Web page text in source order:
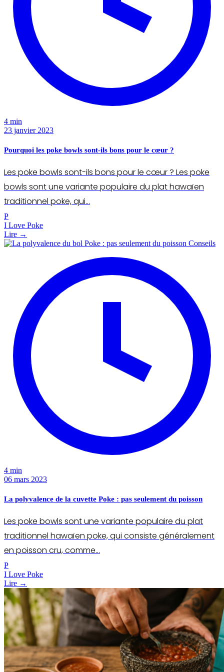
4 min
23 janvier 2023
Pourquoi les poke bowls sont-ils bons pour le cœur ?
Les poke bowls sont-ils bons pour le cœur ? Les poke
bowls sont une variante populaire du plat hawaïen
traditionnel poke, qui…
P
I Love Poke
Lire →
Conseils
4 min
06 mars 2023
La polyvalence de la cuvette Poke : pas seulement du poisson
Les poke bowls sont une variante populaire du plat
traditionnel hawaïen poke, qui consiste généralement
en poisson cru, comme…
P
I Love Poke
Lire →